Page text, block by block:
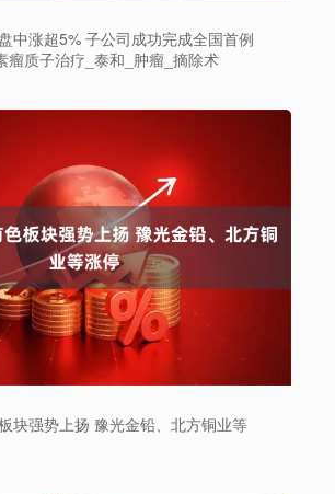
中涨超5% 子公司成功完成全国首例
瘤质子治疗_泰和_肿瘤_摘除术
块强势上扬 豫光金铅、北方铜业等